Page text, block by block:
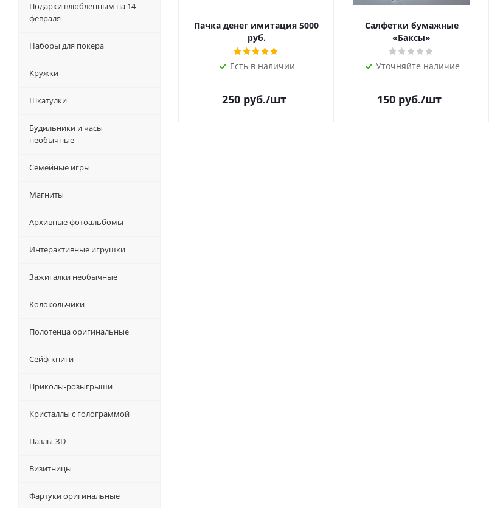
Пачка денег имитация 5000
руб.
Есть в наличии
250 руб./шт
Салфетки бумажные
«Баксы»
Уточняйте наличие
150 руб./шт
Подарки влюбленным на 14
февраля
Наборы для покера
Кружки
Шкатулки
Будильники и часы
необычные
Семейные игры
Магниты
Архивные фотоальбомы
Интерактивные игрушки
Зажигалки необычные
Колокольчики
Полотенца оригинальные
Сейф-книги
Приколы-розыгрыши
Кристаллы с голограммой
Пазлы-ЗD
Визитницы
Фартуки оригинальные